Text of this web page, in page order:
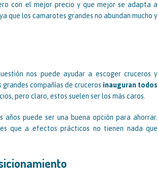
con el mejor precio y que mejor se adapta a
que los camarotes grandes no abundan mucho y
nos puede ayudar a escoger cruceros y
compañías de cruceros inauguran todos
pero claro, estos suelen ser los más caros.
puede ser una buena opción para ahorrar.
que a efectos prácticos no tienen nada que